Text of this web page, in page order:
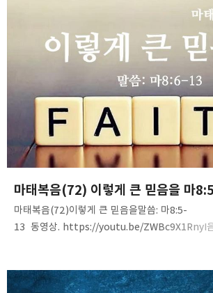
마태복음(72) 이렇게 큰 믿음을 마
마태복음(72)이렇게 큰 믿음을말씀: 마8:5-
13 동영상. https://youtu.be/ZWBc9X1RnyI